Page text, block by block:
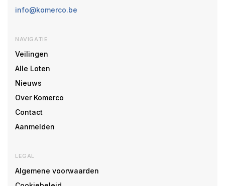
info@komerco.be
NAVIGATIE
Veilingen
Alle Loten
Nieuws
Over Komerco
Contact
Aanmelden
LEGAL
Algemene voorwaarden